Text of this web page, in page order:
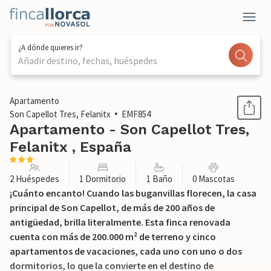
¿A dónde quieres ir?
Añadir destino, fechas, huéspedes
1 / 52
Apartamento
Son Capellot Tres, Felanitx
EMF854
Apartamento - Son Capellot Tres,
Felanitx , España
2 Huéspedes 1 Dormitorio 1 Baño 0 Mascotas
¡Cuánto encanto! Cuando las buganvillas florecen, la casa
principal de Son Capellot, de más de 200 años de
antigüedad, brilla literalmente. Esta finca renovada
cuenta con más de 200.000 m² de terreno y cinco
apartamentos de vacaciones, cada uno con uno o dos
dormitorios, lo que la convierte en el destino de